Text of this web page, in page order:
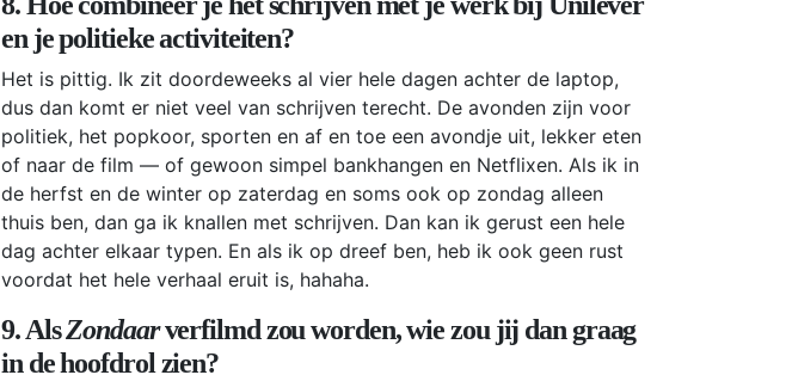
en je politieke activiteiten?
Het is pittig. Ik zit doordeweeks al vier hele dagen achter de laptop,
dus dan komt er niet veel van schrijven terecht. De avonden zijn voor
politiek, het popkoor, sporten en af en toe een avondje uit, lekker eten
of naar de film — of gewoon simpel bankhangen en Netflixen. Als ik in
de herfst en de winter op zaterdag en soms ook op zondag alleen
thuis ben, dan ga ik knallen met schrijven. Dan kan ik gerust een hele
dag achter elkaar typen. En als ik op dreef ben, heb ik ook geen rust
voordat het hele verhaal eruit is, hahaha.
9. AlsZondaarverfilmd zou worden, wie zou jij dan graag
in de hoofdrol zien?